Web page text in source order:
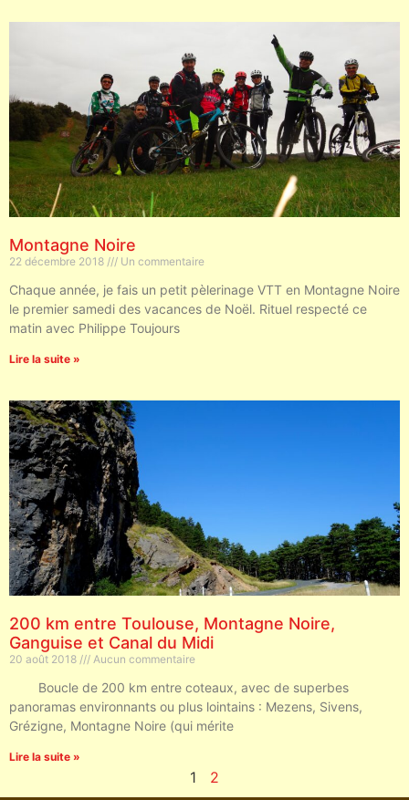
Montagne Noire
22 décembre 2018 Un commentaire
Chaque année, je fais un petit pèlerinage VTT en Montagne Noire
le premier samedi des vacances de Noël. Rituel respecté ce
matin avec Philippe Toujours
Lire la suite »
200 km entre Toulouse, Montagne Noire,
Ganguise et Canal du Midi
20 août 2018 Aucun commentaire
Boucle de 200 km entre coteaux, avec de superbes
panoramas environnants ou plus lointains : Mezens, Sivens,
Grézigne, Montagne Noire (qui mérite
Lire la suite »
1 2